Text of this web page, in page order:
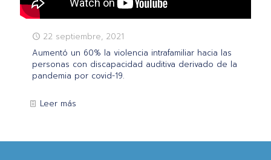
22 septiembre, 2021
Aumentó un 60% la violencia intrafamiliar hacia las
personas con discapacidad auditiva derivado de la
pandemia por covid-19.
Leer más